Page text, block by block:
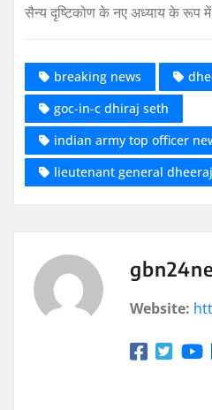
सैन्य दृष्टिकोण के नए अध्याय के रूप में
breaking news
goc-in-c dhiraj seth
indian army top officer
lieutenant general
Website: